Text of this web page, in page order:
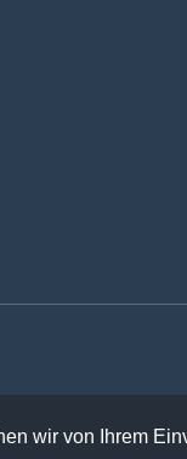
wir von Ihrem